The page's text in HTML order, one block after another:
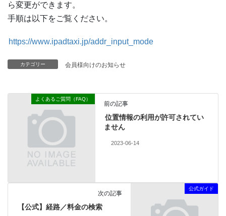
ら変更ができます。
手順は以下をご覧ください。
https://www.ipadtaxi.jp/addr_input_mode
カテゴリー 会員様向けのお知らせ
よくあるご質問（FAQ）
前の記事
位置情報の利用が許可されてい
ません
2023-06-14
公式ガイド
次の記事
【公式】経路／料金の検索